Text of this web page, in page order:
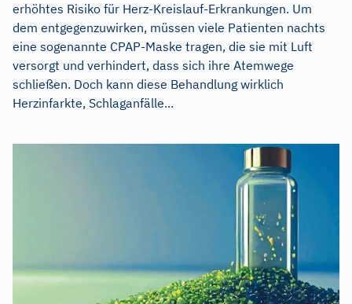
erhöhtes Risiko für Herz-Kreislauf-Erkrankungen. Um
dem entgegenzuwirken, müssen viele Patienten nachts
eine sogenannte CPAP-Maske tragen, die sie mit Luft
versorgt und verhindert, dass sich ihre Atemwege
schließen. Doch kann diese Behandlung wirklich
Herzinfarkte, Schlaganfälle...